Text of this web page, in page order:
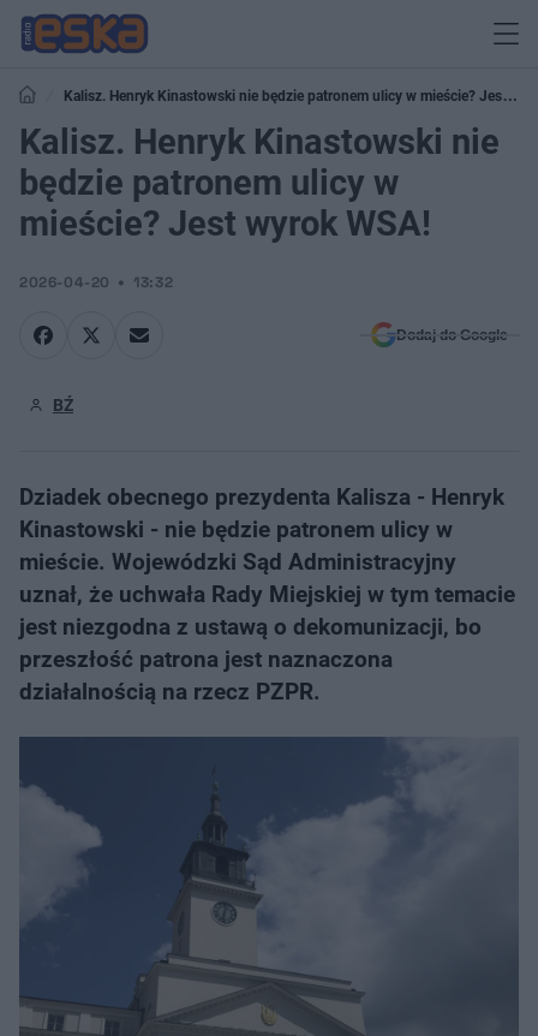
Kalisz. Henryk Kinastowski nie będzie patronem ulicy w mieście? Jest
wyrok WSA!
Kalisz. Henryk Kinastowski nie
będzie patronem ulicy w
mieście? Jest wyrok WSA!
2026-04-20 13:32
Dodaj do Google
BŹ
Dziadek obecnego prezydenta Kalisza - Henryk
Kinastowski - nie będzie patronem ulicy w
mieście. Wojewódzki Sąd Administracyjny
uznał, że uchwała Rady Miejskiej w tym temacie
jest niezgodna z ustawą o dekomunizacji, bo
przeszłość patrona jest naznaczona
działalnością na rzecz PZPR.